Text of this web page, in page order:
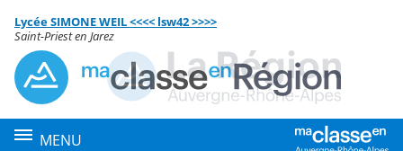
Menu de la rubrique
Contenu
Lycée SIMONE WEIL <<<< lsw42 >>>>
Saint-Priest en Jarez
MENU